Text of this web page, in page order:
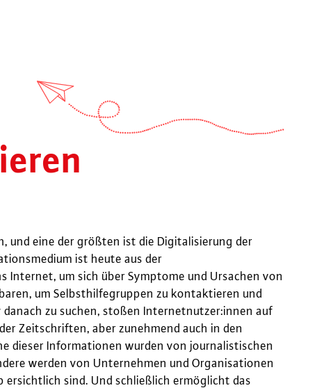
und eine der größten ist die Digitalisierung der
ist heute aus der
Internet, um sich über Symptome und Ursachen von
um Selbsthilfegruppen zu kontaktieren und
zu suchen, stoßen Internetnutzer:innen auf
Zeitschriften, aber zunehmend auch in den
dieser Informationen wurden von journalistischen
werden von Unternehmen und Organisationen
sind. Und schließlich ermöglicht das